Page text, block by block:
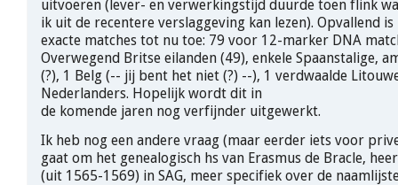
uitvoeren (lever- en verwerkingstijd duurde toen flink
ik uit de recentere verslaggeving kan lezen). Opvallend
exacte matches tot nu toe: 79 voor 12-marker DNA
Overwegend Britse eilanden (49), enkele Spaanstalige,
(?), 1 Belg (-- jij bent het niet (?) --), 1 verdwaalde
Nederlanders. Hopelijk wordt dit in
de komende jaren nog verfijnder uitgewerkt.
Ik heb nog een andere vraag (maar eerder iets voor
gaat om het genealogisch hs van Erasmus de Bracle,
(uit 1565-1569) in SAG, meer specifiek over de